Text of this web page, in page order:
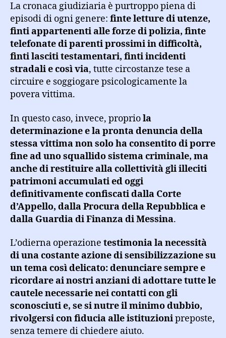
La cronaca giudiziaria è purtroppo piena di
episodi di ogni genere: finte letture di utenze,
finti appartenenti alle forze di polizia, finte
telefonate di parenti prossimi in difficoltà,
finti lasciti testamentari, finti incidenti
stradali e così via, tutte circostanze tese a
circuire e soggiogare psicologicamente la
povera vittima.
In questo caso, invece, propriola
determinazione e la pronta denuncia della
stessa vittima non solo ha consentito di porre
fine ad uno squallido sistema criminale, ma
anche di restituire alla collettività gli illeciti
patrimoni accumulati ed oggi
definitivamente confiscati dalla Corte
d’Appello, dalla Procura della Repubblica e
dalla Guardia di Finanza di Messina.
L’odierna operazione testimonia la necessità
di una costante azione di sensibilizzazione su
un tema così delicato: denunciare sempre e
ricordare ai nostri anziani di adottare tutte le
cautele necessarie nei contatti con gli
sconosciuti e, se si nutre il minimo dubbio,
rivolgersi con fiducia alle istituzionipreposte,
senza temere di chiedere aiuto.